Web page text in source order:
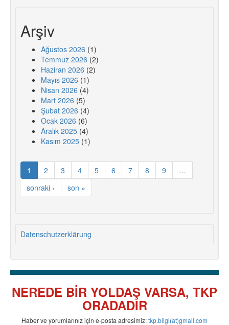
Arşiv
Ağustos 2026 (1)
Temmuz 2026 (2)
Haziran 2026 (2)
Mayıs 2026 (1)
Nisan 2026 (4)
Mart 2026 (5)
Şubat 2026 (4)
Ocak 2026 (6)
Aralık 2025 (4)
Kasım 2025 (1)
1 2 3 4 5 6 7 8 9
…
sonraki ›
son »
Datenschutzerklärung
NEREDE BİR YOLDAŞ VARSA, TKP
ORADADIR
Haber ve yorumlarınız için e-posta adresimiz:tkp.bilgi(at)gmail.com